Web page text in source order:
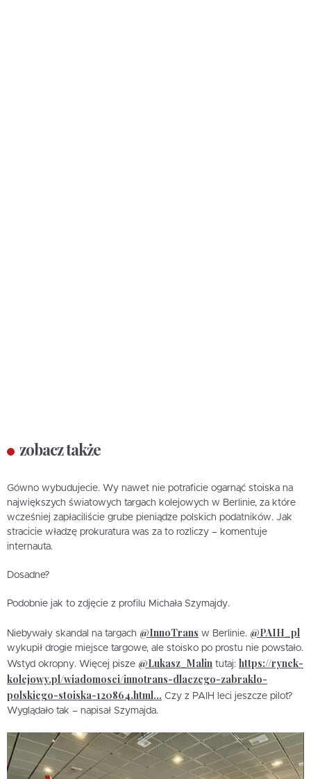
zobacz także
Gówno wybudujecie. Wy nawet nie potraficie ogarnąć stoiska na
największych światowych targach kolejowych w Berlinie, za które
wcześniej zapłaciliście grube pieniądze polskich podatników. Jak
stracicie władzę prokuratura was za to rozliczy – komentuje
internauta.
Dosadne?
Podobnie jak to zdjęcie z profilu Michała Szymajdy.
Niebywały skandal na targach @InnoTrans w Berlinie. @PAIH_pl
wykupił drogie miejsce targowe, ale stoisko po prostu nie powstało.
Wstyd okropny. Więcej pisze @Lukasz_Malin tutaj: https://rynek-
kolejowy.pl/wiadomosci/innotrans-dlaczego-zabraklo-
polskiego-stoiska-120864.html… Czy z PAIH leci jeszcze pilot?
Wyglądało tak – napisał Szymajda.